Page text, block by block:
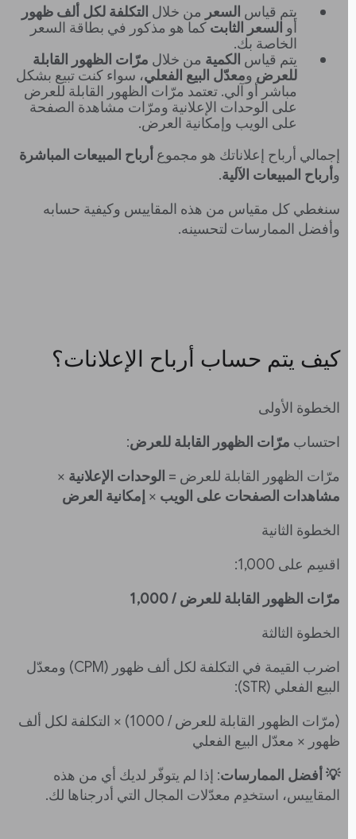
يتم قياس السعرمن خلالالتكلفة لكل ألف ظهور
أوالسعر الثابتكما هو مذكور في بطاقة السعر
الخاصة بك.
يتم قياس الكميةمن خلالمرّات الظهور القابلة
للعرضو معدّل البيعالفعلي، سواء كنت تبيع بشكل
مباشر أو آلي. تعتمد مرّات الظهور القابلة للعرض
على الوحدات الإعلانية ومرّات مشاهدة الصفحة
على الويب وإمكانية العرض.
إجمالي أرباح إعلاناتك هو مجموعأرباح المبيعات المباشرة
أرباح المبيعات الآلية.
سنغطي كل مقياس من هذه المقاييس وكيفية حسابه
وأفضل الممارسات لتحسينه.
كيف يتم حساب أرباح الإعلانات؟
الخطوة الأولى
احتسابمرّات الظهور القابلة للعرض:
مرّات الظهور القابلة للعرض = الوحدات الإعلانية×
مشاهدات الصفحات على الويب×إمكانية العرض
الخطوة الثانية
اقسِم على 1,000:
مرّات الظهور القابلة للعرض / 1,000
الخطوة الثالثة
اضرب القيمة في التكلفة لكل ألف ظهور (CPM) ومعدّل
البيع الفعلي (STR):
(مرّات الظهور القابلة للعرض / 1000) × التكلفة لكل ألف
ظهور × معدّل البيع الفعلي
💡 أفضل الممارسات: إذا لم يتوفّر لديك أي من هذه
المقاييس، استخدِم معدّلات المجال التي أدرجناها لك.